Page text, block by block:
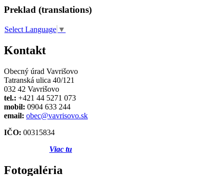
Preklad (translations)
Select Language ▼
Kontakt
Obecný úrad Vavrišovo
Tatranská ulica 40/121
032 42 Vavrišovo
tel.: +421 44 5271 073
mobil: 0904 633 244
email: obec@vavrisovo.sk
IČO: 00315834
Viac tu
Fotogaléria